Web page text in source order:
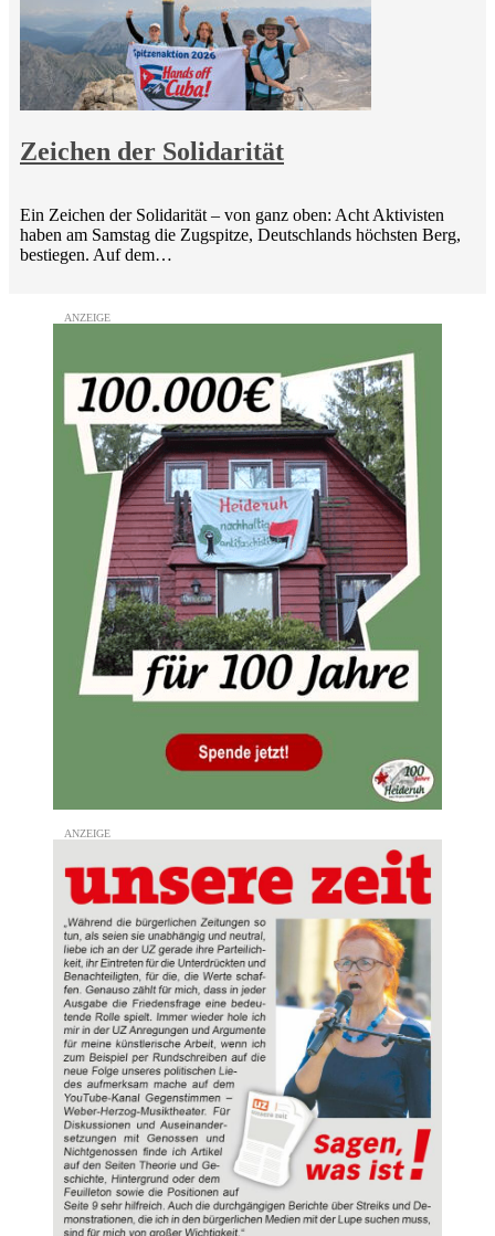
Zeichen der Solidarität
Ein Zeichen der Solidarität – von ganz oben: Acht Aktivisten
haben am Samstag die Zugspitze, Deutschlands höchsten Berg,
bestiegen. Auf dem…